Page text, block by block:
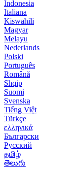
Indonesia
Italiana
Kiswahili
Magyar
Melayu
Nederlands
Polski
Português
Română
Shqip
Suomi
Svenska
Tiếng Việt
Türkçe
ελληνικά
Български
Русский
தமிழ்
తెలుగు